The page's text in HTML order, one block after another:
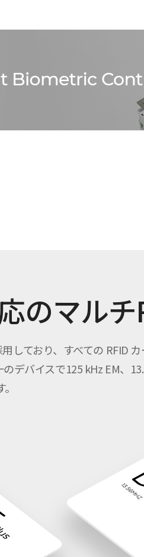
のマル
しており、すべての RFID
デバイスで125 kHz EM、